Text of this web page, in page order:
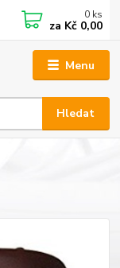
Menu
Hledat
0 ks
za Kč 0,00